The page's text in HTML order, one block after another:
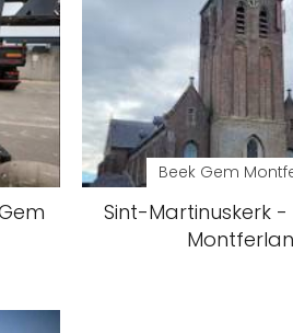
Beek Gem
Sint-Martinuskerk -